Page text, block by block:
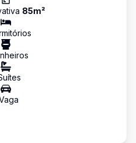
85m²
s
s
s